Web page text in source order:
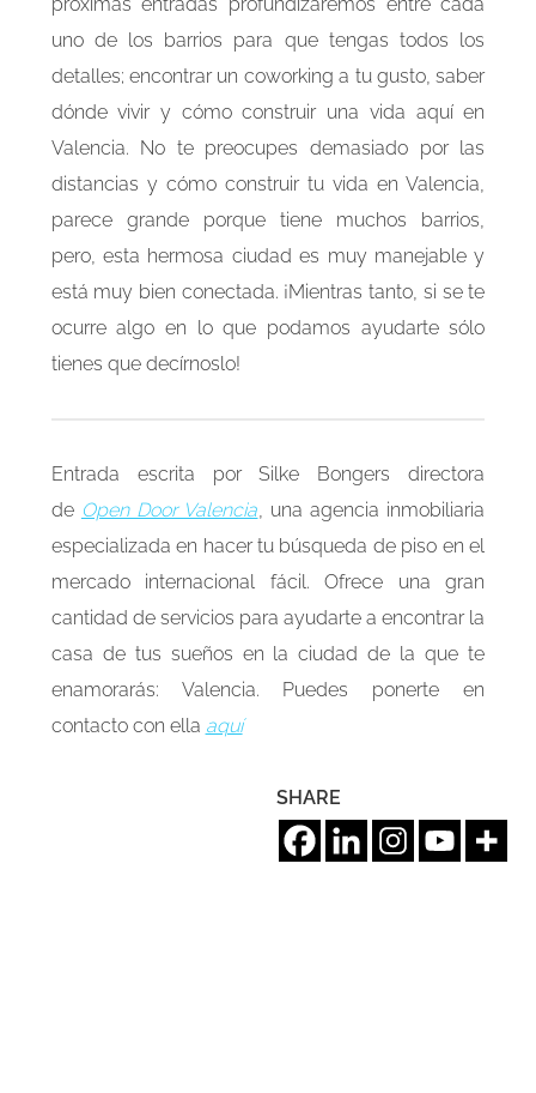
uno de los barrios para que tengas todos los
detalles; encontrar un coworking a tu gusto, saber
dónde vivir y cómo construir una vida aquí en
Valencia. No te preocupes demasiado por las
distancias y cómo construir tu vida en Valencia,
parece grande porque tiene muchos barrios,
pero, esta hermosa ciudad es muy manejable y
está muy bien conectada. ¡Mientras tanto, si se te
ocurre algo en lo que podamos ayudarte sólo
tienes que decírnoslo!
Entrada escrita por Silke Bongers
directora
de Open Door Valencia , una agencia inmobiliaria
especializada en hacer tu búsqueda de piso en el
mercado internacional fácil. Ofrece una gran
cantidad de servicios para ayudarte a encontrar la
casa de tus sueños en la ciudad de la que te
enamorarás: Valencia. Puedes ponerte en
contacto con ella aquí
SHARE